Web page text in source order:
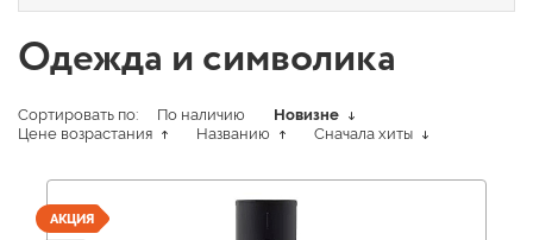
Одежда и символика
Сортировать по: По наличию
Новизне
Цене возрастания
Названию Сначала хиты
АКЦИЯ